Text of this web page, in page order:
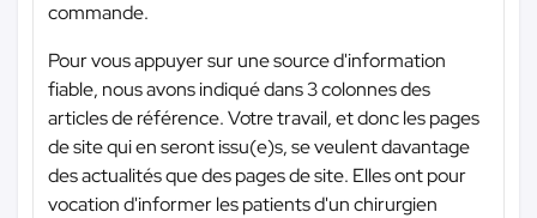
commande.
Pour vous appuyer sur une source d'information
fiable, nous avons indiqué dans 3 colonnes des
articles de référence. Votre travail, et donc les pages
de site qui en seront issu(e)s, se veulent davantage
des actualités que des pages de site. Elles ont pour
vocation d'informer les patients d'un chirurgien